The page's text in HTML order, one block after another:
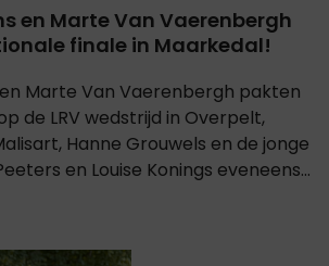
en Marte Van Vaerenbergh
finale in Maarkedal!
Marte Van Vaerenbergh pakten
de LRV wedstrijd in Overpelt,
Hanne Grouwels en de jonge
en Louise Konings eveneens...